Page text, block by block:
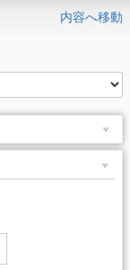
内容へ移動